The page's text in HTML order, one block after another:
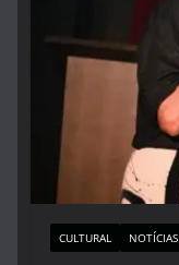
CULTURAL